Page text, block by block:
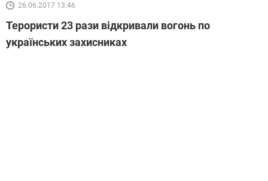
26.06.2017 13:46
Терористи 23 рази відкривали вогонь по
українських захисниках